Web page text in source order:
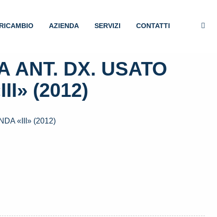
AZIENDA SERVIZI CONTATTI
ANT. DX. USATO
(2012)
«III» (2012)